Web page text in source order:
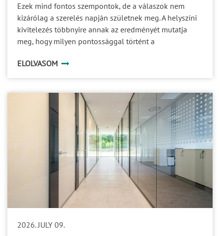
Ezek mind fontos szempontok, de a válaszok nem
kizárólag a szerelés napján születnek meg. A helyszíni
kivitelezés többnyire annak az eredményét mutatja
meg, hogy milyen pontossággal történt a
üvegek megrendelése és a különböző szereplők
megérkezne a helyszínre.
ELOLVASOM
2026. JULY 09.